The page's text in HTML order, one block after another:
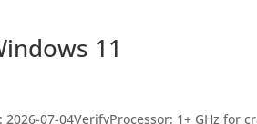
11
07-04VerifyProcessor: 1+ GHz for